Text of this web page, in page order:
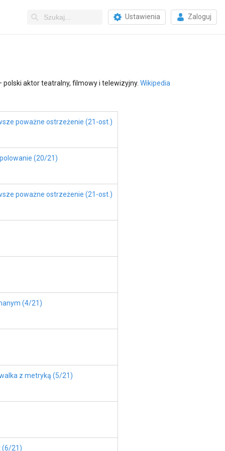
Ustawienia Zaloguj
aktor teatralny, filmowy i telewizyjny. Wikipedia
poważne ostrzeżenie (21-ost.)
(20/21)
poważne ostrzeżenie (21-ost.)
(4/21)
z metryką (5/21)
(6/21)